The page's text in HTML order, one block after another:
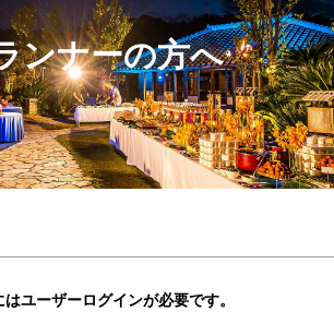
ンナーの方へ
はユーザーログインが必要です。